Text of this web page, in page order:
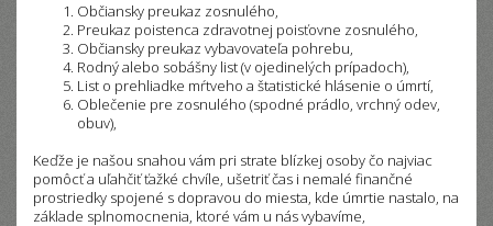
Občiansky preukaz zosnulého,
Preukaz poistenca zdravotnej poisťovne zosnulého,
Občiansky preukaz vybavovateľa pohrebu,
Rodný alebo sobášny list (v ojedinelých prípadoch),
List o prehliadke mŕtveho a štatistické hlásenie o úmrtí,
Oblečenie pre zosnulého (spodné prádlo, vrchný odev,
obuv),
Keďže je našou snahou vám pri strate blízkej osoby čo najviac
pomôcť a uľahčiť ťažké chvíle, ušetriť čas i nemalé finančné
prostriedky spojené s dopravou do miesta, kde úmrtie nastalo, na
základe splnomocnenia, ktoré vám u nás vybavíme,